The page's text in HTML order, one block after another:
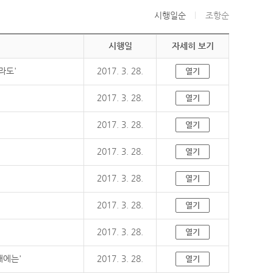
시행일순 조항순
시행일 자세히 보기
도' 2017. 3. 28. 열기
2017. 3. 28. 열기
2017. 3. 28. 열기
2017. 3. 28. 열기
2017. 3. 28. 열기
2017. 3. 28. 열기
2017. 3. 28. 열기
에는' 2017. 3. 28. 열기